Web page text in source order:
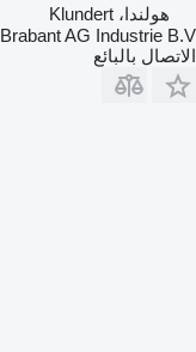
هولندا، Klundert
Brabant AG Industrie B.V.
الاتصال بالبائع